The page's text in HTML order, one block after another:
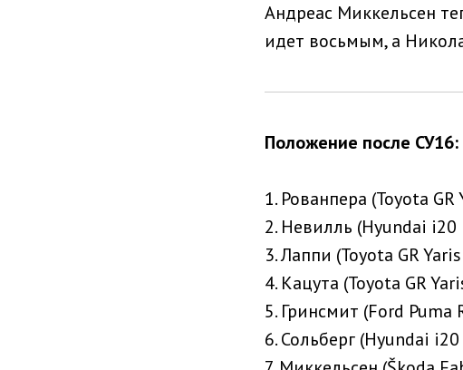
Андреас Миккельсен
идет восьмым, а
Положение после СУ16:
1. Рованпера (Toyota
2. Невилль (Hyundai i20
3. Лаппи (Toyota GR
4. Кацута (Toyota GR
5. Гринсмит (Ford Puma
6. Сольберг (Hyundai